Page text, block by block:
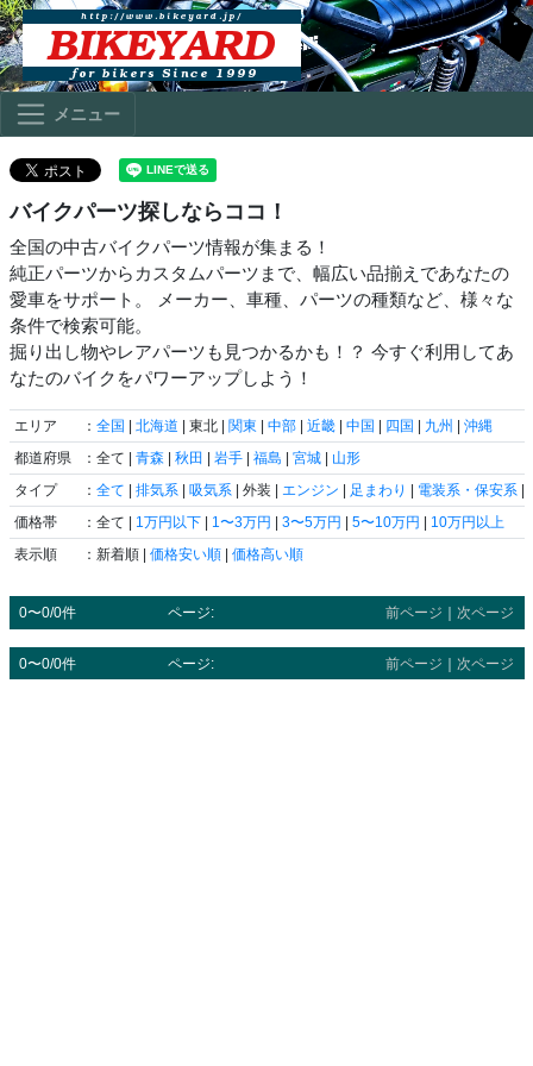
メニュー
バイクパーツ探しならココ！
全国の中古バイクパーツ情報が集まる！
純正パーツからカスタムパーツまで、幅広い品揃えであなたの
愛車をサポート。 メーカー、車種、パーツの種類など、様々な
条件で検索可能。
掘り出し物やレアパーツも見つかるかも！？ 今すぐ利用してあ
なたのバイクをパワーアップしよう！
エリア ： 全国 | 北海道 | 東北 | 関東 | 中部 | 近畿 | 中国 | 四国 | 九州 | 沖縄
都道府県
：全て | 青森 | 秋田 | 岩手 | 福島 | 宮城 | 山形
タイプ
： 全て | 排気系 | 吸気系 | 外装 | エンジン | 足まわり | 電装系・保安系 |
価格帯
：全て | 1万円以下 | 1〜3万円 | 3〜5万円 | 5〜10万円 | 10万円以上
表示順
：新着順 | 価格安い順 | 価格高い順
0〜0/0件 ページ: 前ページ 次ページ
0〜0/0件 ページ: 前ページ ｜ 次ページ